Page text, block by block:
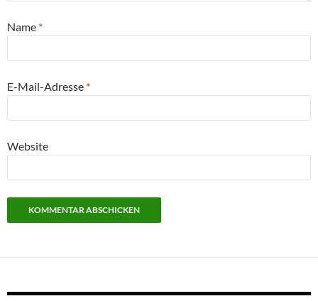
Name *
E-Mail-Adresse *
Website